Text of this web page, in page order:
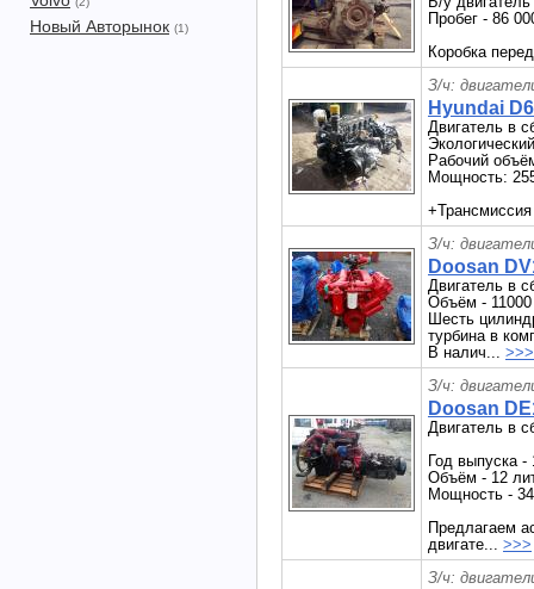
Новый Авторынок (1)
Пробег - 86
Коробка
З/ч:
Hyundai
Двигатель в
Рабочий
Мощность:
З/ч:
Doosan
Двигатель в
Объём -
Шесть
турбина в
В налич... >>>
З/ч:
Doosan
Двигатель в
Год выпуска -
Объём - 12
Мощность -
Предлагаем
двигате... >>>
З/ч: